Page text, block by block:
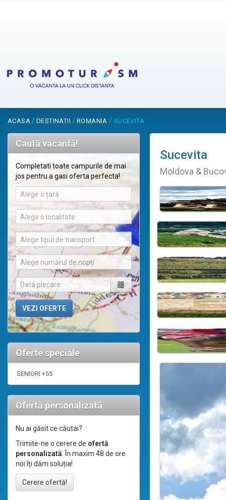
ACASA / DESTINATII / ROMANIA / SUCEVITA
Caută vacantă!
Completati toate campurile de mai
jos pentru a gasi oferta perfecta!
Alege o țară
Alege o localitate
Alege tipul de transport
Alege numărul de nopți
Oferte speciale
SENIORI +55
Ofertă personalizată
Nu ai găsit ce căutai?
Trimite-ne o cerere de ofertă
personalizată. În maxim 48 de ore
noi îți dăm soluția!
Cerere ofertă!
Sucevita
Moldova &